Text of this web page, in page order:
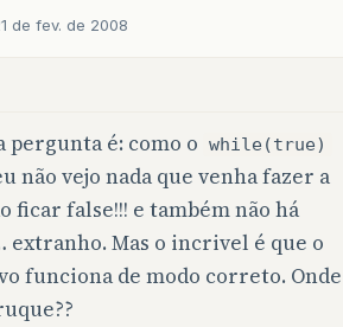
de fev. de 2008
pergunta é: como o while(true)
não vejo nada que venha fazer a
ficar false!!! e também não há
extranho. Mas o incrivel é que o
funciona de modo correto. Onde